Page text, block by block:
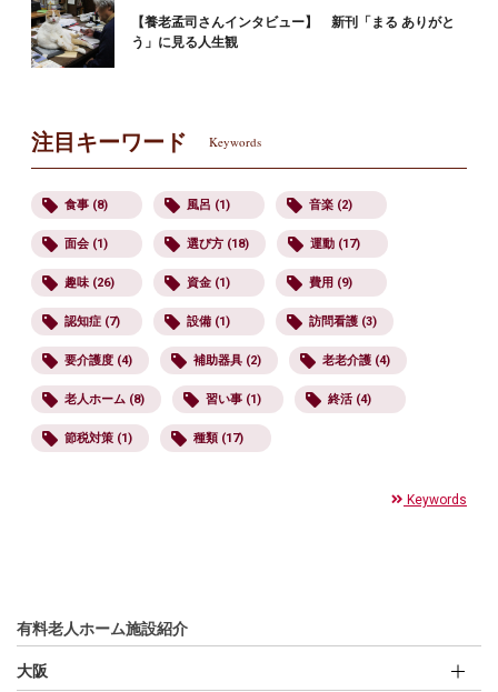
【養老孟司さんインタビュー】 新刊「まる ありがと
う」に見る人生観
注目キーワード Keywords
食事 (8) 風呂 (1) 音楽 (2)
面会 (1) 選び方 (18) 運動 (17)
趣味 (26) 資金 (1) 費用 (9)
認知症 (7) 設備 (1) 訪問看護 (3)
要介護度 (4) 補助器具 (2) 老老介護 (4)
老人ホーム (8) 習い事 (1) 終活 (4)
節税対策 (1) 種類 (17)
Keywords
有料老人ホーム施設紹介
大阪